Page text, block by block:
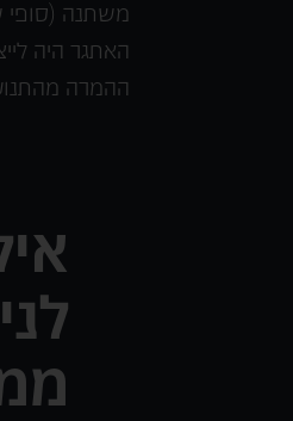
משתנה (סופי
האתגר היה
ההמרה